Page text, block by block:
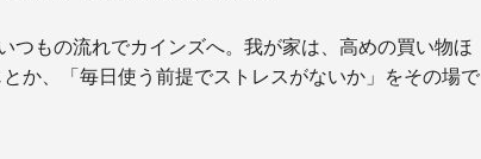
もの流れでカインズへ。我が家は、高めの買い物ほ
か、「毎日使う前提でストレスがないか」をその場で